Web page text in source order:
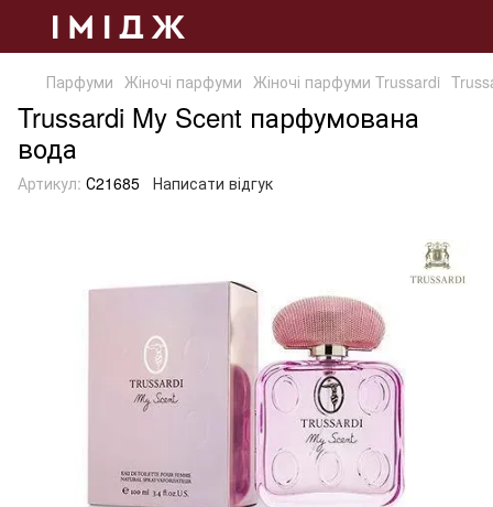
Парфуми Жіночі парфуми Жіночі парфуми Trussardi
Trussardi My Scent парфумована
вода
Артикул: С21685 Написати відгук